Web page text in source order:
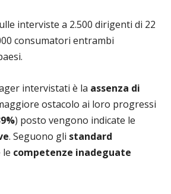
interviste a 2.500 dirigenti di 22
consumatori entrambi
intervistati è la assenza di
ostacolo ai loro progressi
) posto vengono indicate le
. Seguono gli standard
le competenze inadeguate